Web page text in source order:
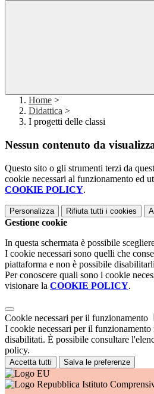
Home >
Didattica >
I progetti delle classi
Nessun contenuto da
Questo sito o gli strumenti terzi da
cookie necessari al funzionamento ed
COOKIE POLICY.
Personalizza Rifiuta tutti i cookies
Gestione cookie
In questa schermata è possibile
I cookie necessari sono quelli che
piattaforma e non è possibile
Per conoscere quali sono i cookie
visionare la COOKIE POLICY.
Cookie necessari per il funzionamento
I cookie necessari per il funzionamento
disabilitati. È possibile consultare
policy.
Accetta tutti Salva le preferenze
Istituto